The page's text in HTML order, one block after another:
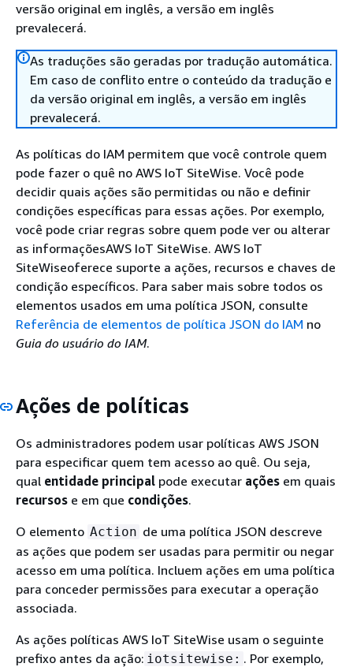
versão original em inglês, a versão em inglês
prevalecerá.
As traduções são geradas por tradução automática.
Em caso de conflito entre o conteúdo da tradução e
da versão original em inglês, a versão em inglês
prevalecerá.
As políticas do IAM permitem que você controle quem
pode fazer o quê no AWS IoT SiteWise. Você pode
decidir quais ações são permitidas ou não e definir
condições específicas para essas ações. Por exemplo,
você pode criar regras sobre quem pode ver ou alterar
as informaçõesAWS IoT SiteWise. AWS IoT
SiteWiseoferece suporte a ações, recursos e chaves de
condição específicos. Para saber mais sobre todos os
elementos usados em uma política JSON, consulte
Referência de elementos de política JSON do IAM no
Guia do usuário do IAM.
Ações de políticas
Os administradores podem usar políticas AWS JSON
para especificar quem tem acesso ao quê. Ou seja,
qual entidade principal pode executar ações em quais
recursos e em que condições.
O elemento Action de uma política JSON descreve
as ações que podem ser usadas para permitir ou negar
acesso em uma política. Incluem ações em uma política
para conceder permissões para executar a operação
associada.
As ações políticas AWS IoT SiteWise usam o seguinte
prefixo antes da ação: iotsitewise: . Por exemplo,